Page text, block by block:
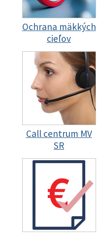
Ochrana mäkkých
cieľov
Call centrum MV
SR